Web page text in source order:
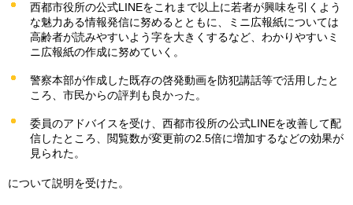
西都市役所の公式LINEをこれまで以上に若者が興味を引くよう
な魅力ある情報発信に努めるとともに、ミニ広報紙については
高齢者が読みやすいよう字を大きくするなど、わかりやすいミ
ニ広報紙の作成に努めていく。
警察本部が作成した既存の啓発動画を防犯講話等で活用したと
ころ、市民からの評判も良かった。
委員のアドバイスを受け、西都市役所の公式LINEを改善して配
信したところ、閲覧数が変更前の2.5倍に増加するなどの効果が
見られた。
について説明を受けた。